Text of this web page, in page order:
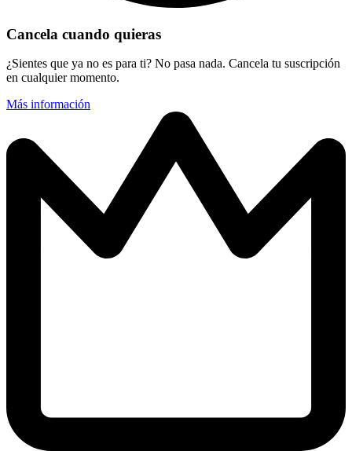
Cancela cuando quieras
¿Sientes que ya no es para ti? No pasa nada. Cancela tu suscripción
en cualquier momento.
Más información